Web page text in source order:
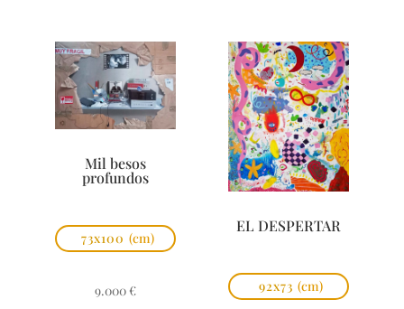
Mil besos
profundos
73x100 (cm)
9.000 €
EL DESPERTAR
92x73 (cm)